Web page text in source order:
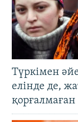
Түркімен
елінде де,
қорғалмаған